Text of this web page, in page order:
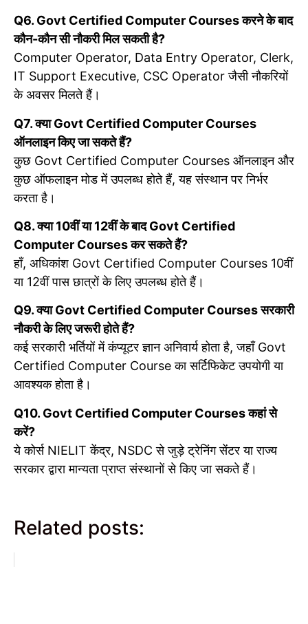
Q6. Govt Certified Computer Courses करने के बाद
कौन-कौन सी नौकरी मिल सकती है?
Computer Operator, Data Entry Operator, Clerk,
IT Support Executive, CSC Operator जैसी नौकरियों
के अवसर मिलते हैं।
Q7. क्या Govt Certified Computer Courses
ऑनलाइन किए जा सकते हैं?
कुछ Govt Certified Computer Courses ऑनलाइन और
कुछ ऑफलाइन मोड में उपलब्ध होते हैं, यह संस्थान पर निर्भर
करता है।
Q8. क्या 10वीं या 12वीं के बाद Govt Certified
Computer Courses कर सकते हैं?
हाँ, अधिकांश Govt Certified Computer Courses 10वीं
या 12वीं पास छात्रों के लिए उपलब्ध होते हैं।
Q9. क्या Govt Certified Computer Courses सरकारी
नौकरी के लिए जरूरी होते हैं?
कई सरकारी भर्तियों में कंप्यूटर ज्ञान अनिवार्य होता है, जहाँ Govt
Certified Computer Course का सर्टिफिकेट उपयोगी या
आवश्यक होता है।
Q10. Govt Certified Computer Courses कहां से
करें?
ये कोर्स NIELIT केंद्र, NSDC से जुड़े ट्रेनिंग सेंटर या राज्य
सरकार द्वारा मान्यता प्राप्त संस्थानों से किए जा सकते हैं।
Related posts: